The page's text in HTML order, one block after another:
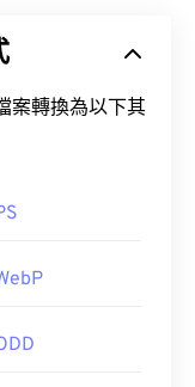
案轉換為以下其